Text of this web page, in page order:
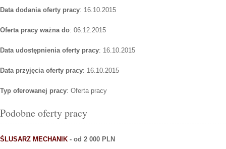
Data dodania oferty pracy: 16.10.2015
Oferta pracy ważna do: 06.12.2015
Data udostępnienia oferty pracy: 16.10.2015
Data przyjęcia oferty pracy: 16.10.2015
Typ oferowanej pracy: Oferta pracy
Podobne oferty pracy
ŚLUSARZ MECHANIK - od 2 000 PLN